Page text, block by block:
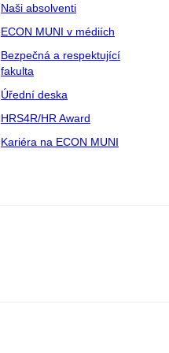
Naši absolventi
ECON MUNI v médiích
Bezpečná a respektující
fakulta
Úřední deska
HRS4R/HR Award
Kariéra na ECON MUNI